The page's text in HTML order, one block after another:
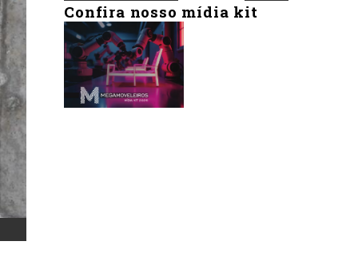
Confira nosso mídia kit